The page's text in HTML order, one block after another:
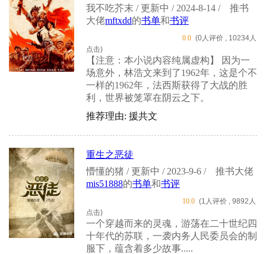
我不吃芥末 / 更新中 / 2024-8-14 /
推书
大佬mftxdd的书单和书评
0.0 (0人评价 , 10234人
点击)
【注意：本小说内容纯属虚构】 因为一
场意外，林浩文来到了1962年，这是个不
一样的1962年，法西斯获得了大战的胜
利，世界被笼罩在阴云之下。
推荐理由: 援共文
重生之恶徒
懵懂的猪 / 更新中 / 2023-9-6 /
推书大佬
mis51888的书单和书评
10.0 (1人评价 , 9892人
点击)
一个穿越而来的灵魂，游荡在二十世纪四
十年代的苏联，一袭内务人民委员会的制
服下，蕴含着多少故事.....